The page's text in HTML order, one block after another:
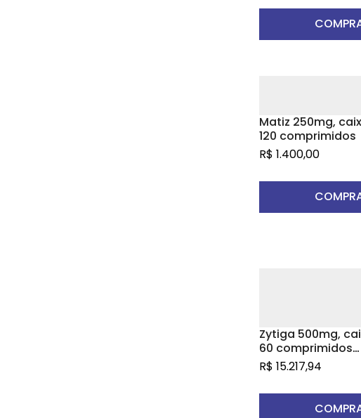
Matiz 250mg,
120 comprimidos
R$ 1.400,00
Zytiga 500mg,
60 comprimidos
revestidos
R$ 15.217,94